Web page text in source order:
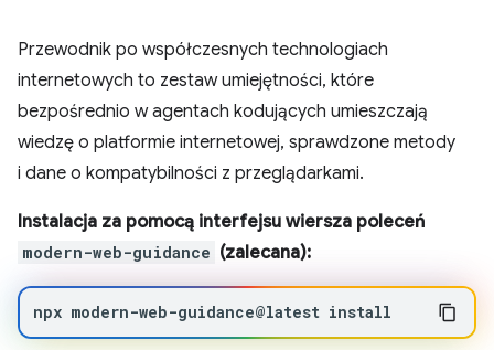
Przewodnik po współczesnych technologiach
internetowych to zestaw umiejętności, które
bezpośrednio w agentach kodujących umieszczają
wiedzę o platformie internetowej, sprawdzone metody
i dane o kompatybilności z przeglądarkami.
Instalacja za pomocą interfejsu wiersza poleceń
modern-web-guidance (zalecana):
npx modern-web-guidance@latest install